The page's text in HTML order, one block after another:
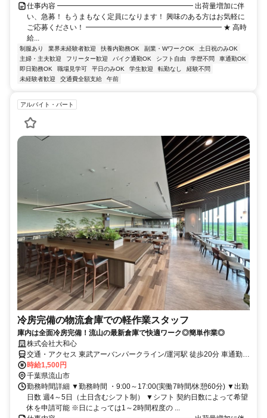
仕事内容 ━━━━━━━━━━━━━━━━━━━ 出荷量増加に伴
い、急募！ もうまもなく定員になります！ 興味のある方はお気軽に
ご応募ください！ ━━━━━━━━━━━━━━━━━━━ ★ 高時
給...
制服あり 業界未経験者歓迎 扶養内勤務OK 副業・WワークOK
土日祝のみOK
主婦・主夫歓迎
フリーター歓迎 バイク通勤OK シフト自由 学歴不問
車通勤OK
即日勤務OK
職場見学可 平日のみOK 学生歓迎 転勤なし
経験不問
未経験者歓迎
交通費全額支給 午前
アルバイト・パート
冷房完備の物流倉庫での軽作業スタッフ
庫内は全面冷房完備！流山の最新倉庫で快適ワーク◎簡単作業◎
株式会社大和心
交通・アクセス 東武アーバンパークライン/運河駅 徒歩20分 車通勤、
自転車通勤OK！（無料の駐輪場完備） つくばエクスプレス/流山おお
たかの森 東武アーバンパークライン/江戸川台から無料シャトルバス
あり
時給1,500円
千葉県流山市
勤務時間詳細 ▼勤務時間 ・9:00～17:00(実働7時間/休憩60分) ▼出勤
日数 週4～5日（土日含むシフト制） ▼シフト 契約日数によって希望
休を申請可能 ※日によっては1～2時間程度の ...